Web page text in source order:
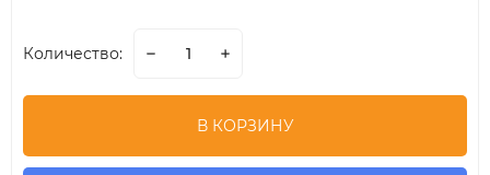
Количество:
В КОРЗИНУ